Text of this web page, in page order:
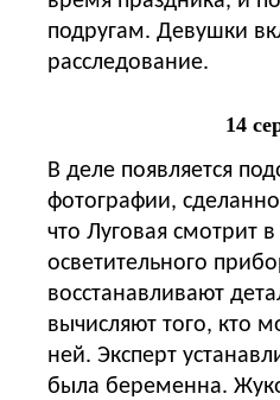
подругам. Девушки
расследование.
14
В деле появляется
фотографии,
что Луговая смотрит
осветительного
восстанавливают
вычисляют того, кто
ней. Эксперт
была беременна.